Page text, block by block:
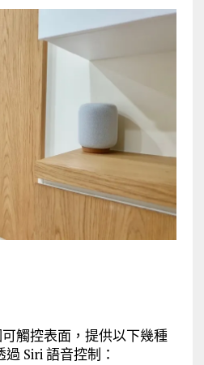
觸控表面，提供以下幾種
Siri 語音控制：